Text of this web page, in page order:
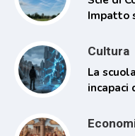
Impatto
Cultura
La
incapaci